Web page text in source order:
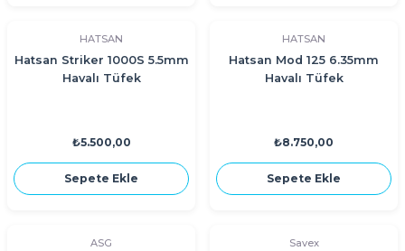
HATSAN
Hatsan Striker 1000S 5.5mm
Havalı Tüfek
₺5.500,00
Sepete Ekle
HATSAN
Hatsan Mod 125 6.35mm
Havalı Tüfek
₺8.750,00
Sepete Ekle
ASG Savex